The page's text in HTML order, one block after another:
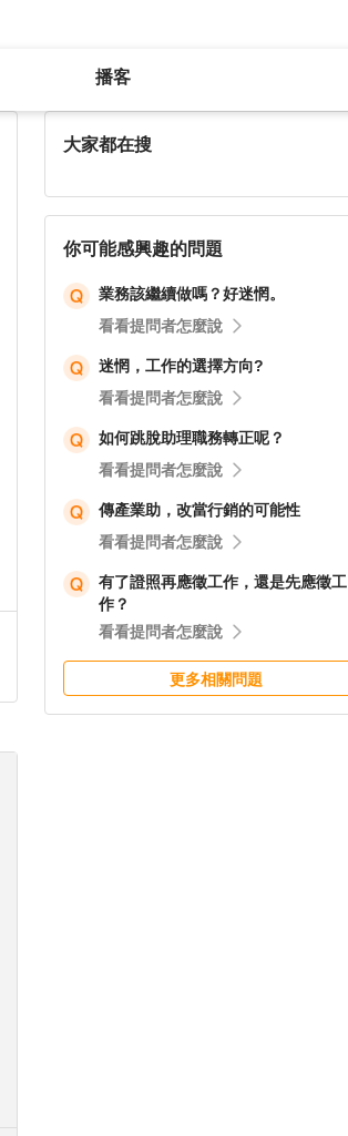
播客
大家都在搜
你可能感興趣的問題
業務該繼續做嗎？好迷惘。
看看提問者怎麼說
迷惘，工作的選擇方向?
看看提問者怎麼說
如何跳脫助理職務轉正呢？
看看提問者怎麼說
傳產業助，改當行銷的可能性
看看提問者怎麼說
有了證照再應徵工作，還是先應徵工
作？
看看提問者怎麼說
更多相關問題